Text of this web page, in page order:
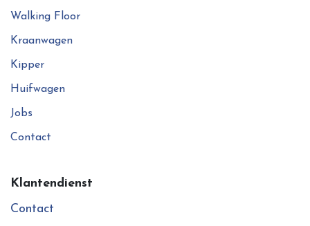
Walking Floor
Kraanwagen
Kipper
Huifwagen
Jobs
Contact
Klantendienst
Contact